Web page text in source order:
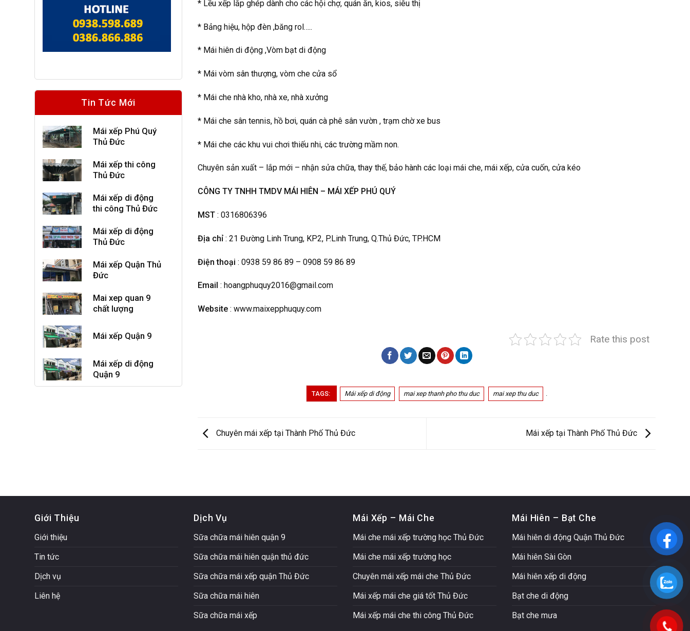
Tin Tức Mới
Mái xếp Phú Quý
Thủ Đức
Mái xếp thi công
Thủ Đức
Mái xếp di động
thi công Thủ Đức
Mái xếp di động
Thủ Đức
Mái xếp Quận Thủ
Đức
Mai xep quan 9
chất lượng
Mái xếp Quận 9
Mái xếp di động
Quận 9
* Lều xếp lắp ghép dành cho các hội chợ, quán ăn, kios, siêu thị
* Bảng hiệu, hộp đèn ,băng rol…..
* Mái hiên di động ,Vòm bạt di động
* Mái vòm sân thượng, vòm che cửa sổ
* Mái che nhà kho, nhà xe, nhà xưởng
* Mái che sân tennis, hồ bơi, quán cà phê sân vườn , trạm chờ xe bus
* Mái che các khu vui chơi thiếu nhi, các trường mầm non.
Chuyên sản xuất – lắp mới – nhận sửa chữa, thay thế, bảo hành các loại mái che, mái xếp, cửa cuốn, cửa kéo
CÔNG TY TNHH TMDV MÁI HIÊN – MÁI XẾP PHÚ QUÝ
MST: 0316806396
Địa chỉ: 21 Đường Linh Trung, KP2, P.Linh Trung, Q.Thủ Đức, TP.HCM
Điện thoại : 0938 59 86 89 – 0908 59 86 89
Email : hoangphuquy2016@gmail.com
Website: www.maixepphuquy.com
Rate this post
TAGS: Mái xếp di động mai xep thanh pho thu duc mai xep thu duc
Chuyên mái xếp tại Thành Phố Thủ Đức Mái xếp tại Thành Phố Thủ Đức
Giới Thiệu
Giới thiệu
Tin tức
Dịch vụ
Liên hệ
Dịch Vụ
Sữa chữa mái hiên quận 9
Sữa chữa mái hiên quận thủ đức
Sữa chữa mái xếp quận Thủ Đức
Sữa chữa mái hiên
Sữa chữa mái xếp
Mái Xếp – Mái Che
Mái che mái xếp trường học Thủ Đức
Mái che mái xếp trường học
Chuyên mái xếp mái che Thủ Đức
Mái xếp mái che giá tốt Thủ Đức
Mái xếp mái che thi công Thủ Đức
Mái Hiên – Bạt Che
Mái hiên di động Quận Thủ Đức
Mái hiên Sài Gòn
Mái hiên xếp di động
Bạt che di động
Bạt che mưa